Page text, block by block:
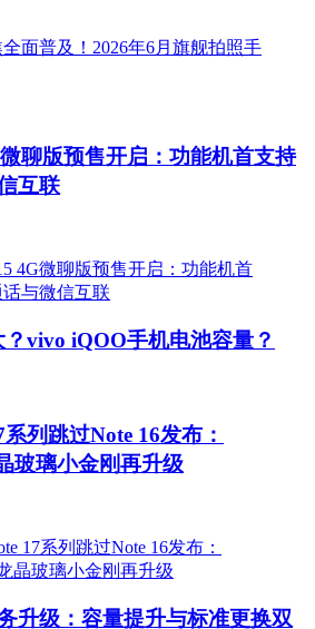
聊版预售开启：功能机首支持
互联
vivo iQOO手机电池容量？
列跳过Note 16发布：
玻璃小金刚再升级
升级：容量提升与标准更换双